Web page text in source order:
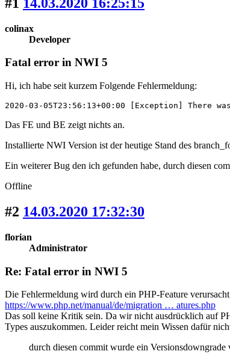
colinax
Developer
Fatal error in NWI 5
Hi, ich habe seit kurzem Folgende Fehlermeldung:
2020-03-05T23:56:13+00:00 [Exception] There
Das FE und BE zeigt nichts an.
Installierte NWI Version ist der heutige Stand des
Ein weiterer Bug den ich gefunden habe, durch diesen
Offline
#2 14.03.2020 17:32:30
florian
Administrator
Re: Fatal error in NWI 5
Die Fehlermeldung wird durch ein PHP-Feature
https://www.php.net/manual/de/migration … atures.php
Das soll keine Kritik sein. Da wir nicht ausdrücklich auf
Types auszukommen. Leider reicht mein Wissen dafür
durch diesen commit wurde ein